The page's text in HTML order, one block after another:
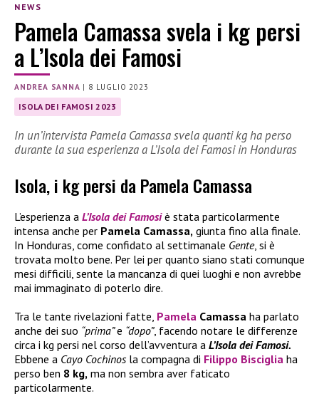
NEWS
Pamela Camassa svela i kg persi
a L’Isola dei Famosi
ANDREA SANNA | 8 LUGLIO 2023
ISOLA DEI FAMOSI 2023
In un’intervista Pamela Camassa svela quanti kg ha perso
durante la sua esperienza a L’Isola dei Famosi in Honduras
Isola, i kg persi da Pamela Camassa
L’esperienza a L’Isola dei Famosi è stata particolarmente
intensa anche per Pamela Camassa, giunta fino alla finale.
In Honduras, come confidato al settimanale Gente, si è
trovata molto bene. Per lei per quanto siano stati comunque
mesi difficili, sente la mancanza di quei luoghi e non avrebbe
mai immaginato di poterlo dire.
Tra le tante rivelazioni fatte, Pamela Camassa ha parlato
anche dei suo “prima”e “dopo”, facendo notare le differenze
circa i kg persi nel corso dell’avventura a L’Isola dei Famosi.
Ebbene a Cayo Cochinosla compagna di Filippo Bisciglia ha
perso ben 8 kg, ma non sembra aver faticato
particolarmente.